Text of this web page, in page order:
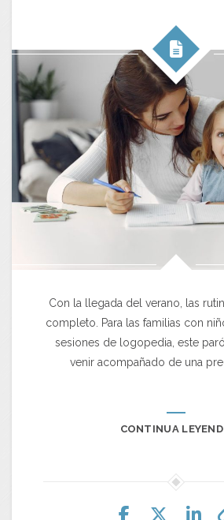
Con la llegada del verano, las
completo. Para las familias con
sesiones de logopedia, este
venir acompañado de una
CONTINUA